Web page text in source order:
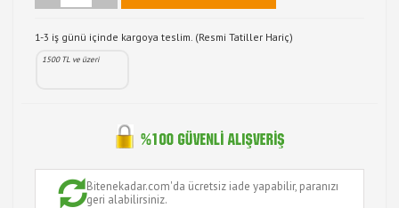
1-3 iş günü içinde kargoya teslim. (Resmi Tatiller Hariç)
1500 TL ve üzeri
Bitenekadar.com'da ücretsiz iade yapabilir, paranızı
geri alabilirsiniz.